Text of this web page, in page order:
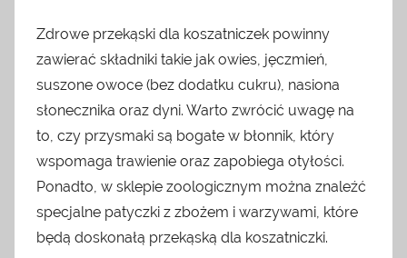
Zdrowe przekąski dla koszatniczek powinny
zawierać składniki takie jak owies, jęczmień,
suszone owoce (bez dodatku cukru), nasiona
słonecznika oraz dyni. Warto zwrócić uwagę na
to, czy przysmaki są bogate w błonnik, który
wspomaga trawienie oraz zapobiega otyłości.
Ponadto, w sklepie zoologicznym można znaleźć
specjalne patyczki z zbożem i warzywami, które
będą doskonałą przekąską dla koszatniczki.